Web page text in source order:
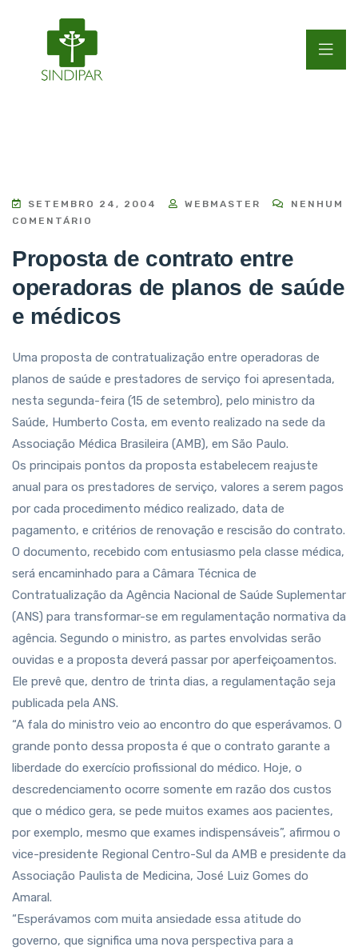
SETEMBRO 24, 2004 WEBMASTER
NENHUM
COMENTÁRIO
Proposta de contrato entre
operadoras de planos de saúde
e médicos
Uma proposta de contratualização entre operadoras de
planos de saúde e prestadores de serviço foi apresentada,
nesta segunda-feira (15 de setembro), pelo ministro da
Saúde, Humberto Costa, em evento realizado na sede da
Associação Médica Brasileira (AMB), em São Paulo.
Os principais pontos da proposta estabelecem reajuste
anual para os prestadores de serviço, valores a serem pagos
por cada procedimento médico realizado, data de
pagamento, e critérios de renovação e rescisão do contrato.
O documento, recebido com entusiasmo pela classe médica,
será encaminhado para a Câmara Técnica de
Contratualização da Agência Nacional de Saúde Suplementar
(ANS) para transformar-se em regulamentação normativa da
agência. Segundo o ministro, as partes envolvidas serão
ouvidas e a proposta deverá passar por aperfeiçoamentos.
Ele prevê que, dentro de trinta dias, a regulamentação seja
publicada pela ANS.
“A fala do ministro veio ao encontro do que esperávamos. O
grande ponto dessa proposta é que o contrato garante a
liberdade do exercício profissional do médico. Hoje, o
descredenciamento ocorre somente em razão dos custos
que o médico gera, se pede muitos exames aos pacientes,
por exemplo, mesmo que exames indispensáveis”, afirmou o
vice-presidente Regional Centro-Sul da AMB e presidente da
Associação Paulista de Medicina, José Luiz Gomes do
Amaral.
“Esperávamos com muita ansiedade essa atitude do
governo, que significa uma nova perspectiva para a